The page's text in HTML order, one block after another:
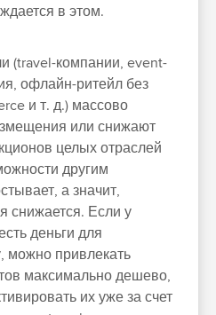
в этом.
(travel-компании, event-
офлайн-ритейл без
и т. д.) массово
или снижают
целых отраслей
другим
а значит,
снижается. Если у
деньги для
можно привлекать
максимально дешево,
их уже за счет